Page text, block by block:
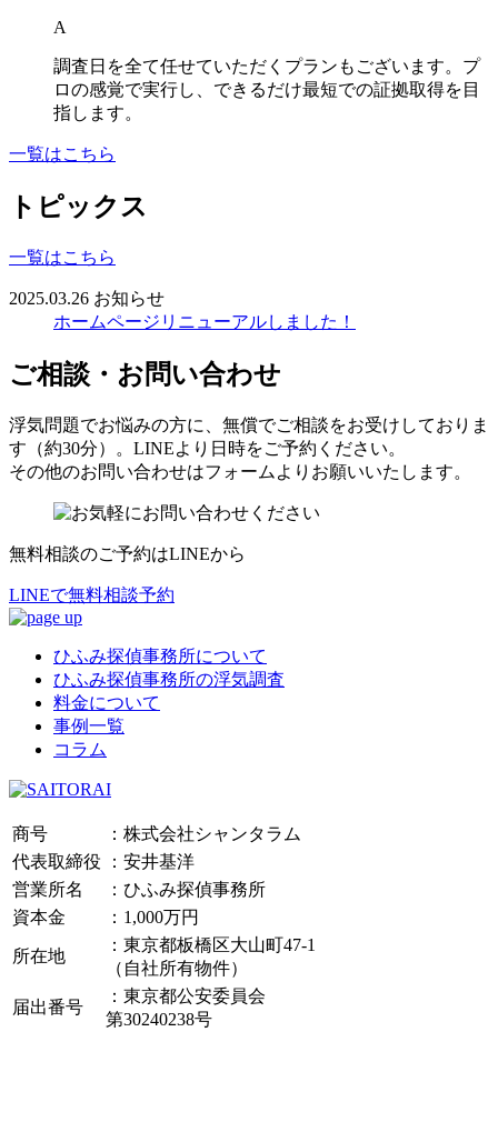
A
調査⽇を全て任せていただくプランもございます。 プ
ロの感覚で実⾏し
できるだけ最短での証拠取得を⽬
指します。
一覧はこちら
トピックス
一覧はこちら
2025.03.26 お知らせ
ホームページリニューアルしました！
ご相談・お問い合わせ
浮気問題でお悩みの方に
無償でご相談をお受けしておりま
す（約30分）
。 LINEより日時をご予約ください。
その他のお問い合わせはフォームよりお願いいたします。
無料相談のご予約はLINEから
LINEで無料相談予約
ひふみ探偵事務所について
ひふみ探偵事務所の浮気調査
料金について
事例一覧
コラム
商号
：株式会社シャンタラム
代表取締役
：安井基洋
営業所名
：ひふみ探偵事務所
資本金
：1,000万円
所在地
：東京都板橋区大山町47-1
（自社所有物件）
届出番号
：東京都公安委員会
第30240238号